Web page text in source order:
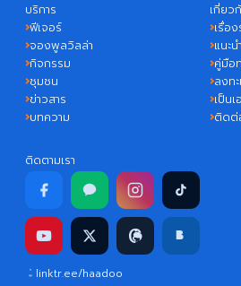
บริการ
ฟีเจอร์
จองพูลวิลล่า
กิจกรรม
ชุมชน
ข่าวสาร
บทความ
เกี่ยว
เรื่อ
แนะ
คู่มือ
ลงท
เป็น
ติดต่
ติดตามเรา
linktr.ee/haadoo